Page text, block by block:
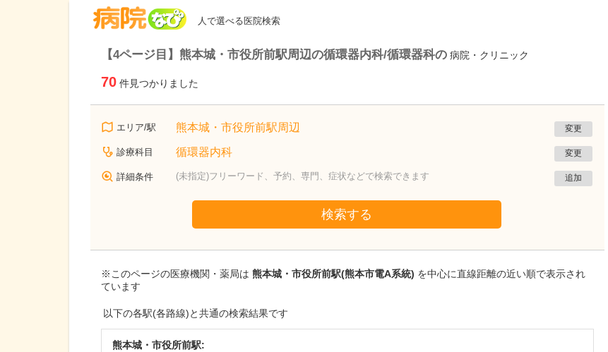
人で選べる医院検索
【4ページ目】熊本城・市役所前駅周辺の循環器内科/循環器科の 病院・クリニック
70 件見つかりました
エリア/駅 熊本城・市役所前駅周辺 変更
診療科目 循環器内科 変更
詳細条件 (未指定)フリーワード、予約、専門、症状などで検索できます 追加
検索する
※このページの医療機関・薬局は 熊本城・市役所前駅(熊本市電A系統) を中心に直線距離の近い順で表示され
ています
以下の各駅(各路線)と共通の検索結果です
熊本城・市役所前駅:
岡山県新見市
太田病院
太田 徹
現在、どのような患者さんが来院されています